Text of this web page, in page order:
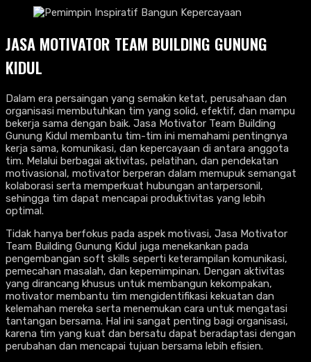
JASA MOTIVATOR TEAM BUILDING GUNUNG
KIDUL
Dalam era persaingan yang semakin ketat, perusahaan dan
organisasi membutuhkan tim yang solid, efektif, dan mampu
bekerja sama dengan baik. Jasa Motivator Team Building
Gunung Kidul membantu tim-tim ini memahami pentingnya
kerja sama, komunikasi, dan kepercayaan di antara anggota
tim. Melalui berbagai aktivitas, pelatihan, dan pendekatan
motivasional, motivator berperan dalam memupuk semangat
kolaborasi serta memperkuat hubungan antarpersonil,
sehingga tim dapat mencapai produktivitas yang lebih
optimal.
Tidak hanya berfokus pada aspek motivasi, Jasa Motivator
Team Building Gunung Kidul juga menekankan pada
pengembangan soft skills seperti keterampilan komunikasi,
pemecahan masalah, dan kepemimpinan. Dengan aktivitas
yang dirancang khusus untuk membangun kekompakan,
motivator membantu tim mengidentifikasi kekuatan dan
kelemahan mereka serta menemukan cara untuk mengatasi
tantangan bersama. Hal ini sangat penting bagi organisasi,
karena tim yang kuat dan bersatu dapat beradaptasi dengan
perubahan dan mencapai tujuan bersama lebih efisien.